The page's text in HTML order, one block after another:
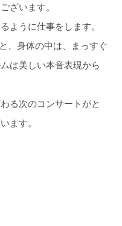
ざいます。
ように仕事をします。
、身体の中は、まっすぐ
は美しい本音表現から
る次のコンサートがと
ます。